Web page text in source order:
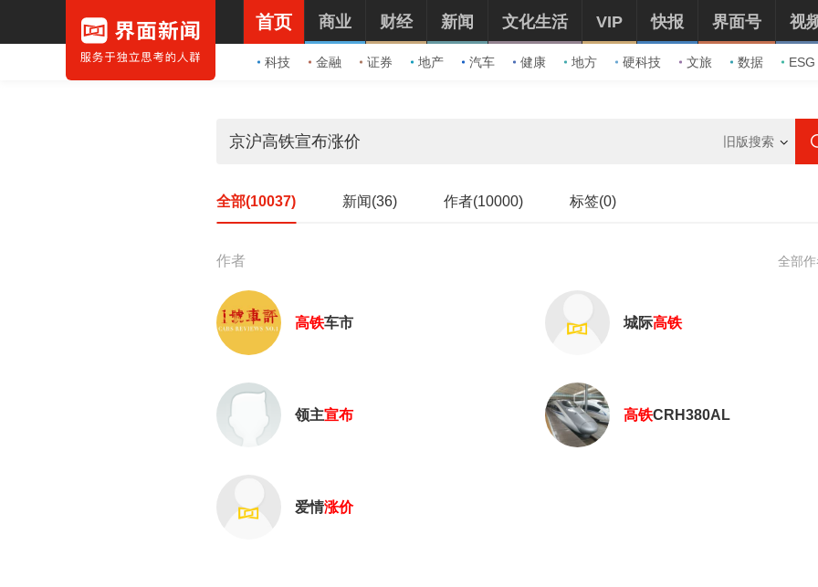
首页
科技 金融 证券 地产 汽车 健康 地方 硬科技 文旅 数据 ESG
商业 财经 新闻 文化生活 VIP 快报 界面号 视
旧版搜索
全部(10037) 新闻(36) 作者(10000) 标签(0)
作者 全部
高铁车市 城际高铁
领主宣布 高铁CRH380AL
爱情涨价